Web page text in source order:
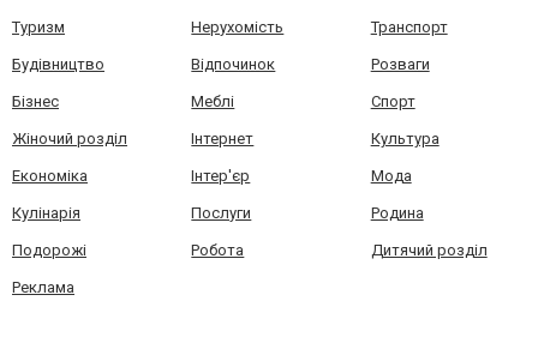
Туризм Нерухомість Транспорт
Будівництво Відпочинок Розваги
Бізнес Меблі Спорт
Жіночий розділ Інтернет Культура
Економіка Інтер'єр Мода
Кулінарія Послуги Родина
Подорожі Робота Дитячий розділ
Реклама